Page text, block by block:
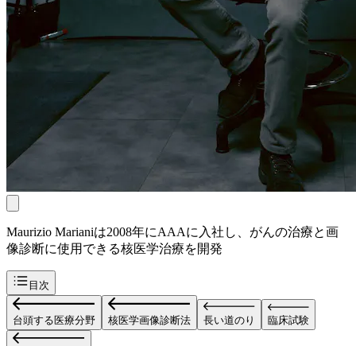
Maurizio Marianiは2008年にAAAに入社し、がんの治療と画
像診断に使用できる核医学治療を開発
目次
台頭する医療分野 核医学画像診断法 長い道のり 臨床試験